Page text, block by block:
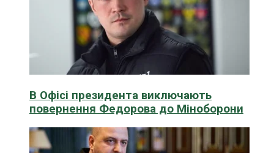
В Офісі президента виключають
повернення Федорова до Міноборони